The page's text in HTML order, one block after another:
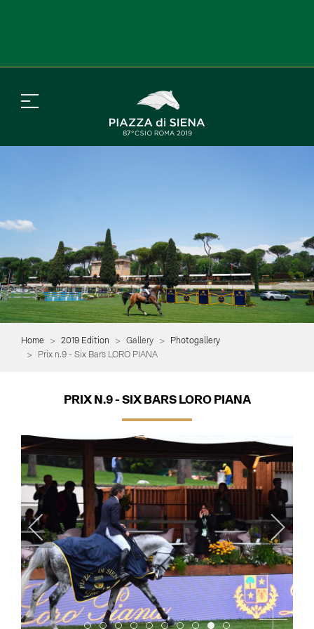
Home 2019 Edition Gallery
Photogallery
Prix n.9 - Six Bars LORO PIANA
PRIX N.9 - SIX BARS LORO PIANA